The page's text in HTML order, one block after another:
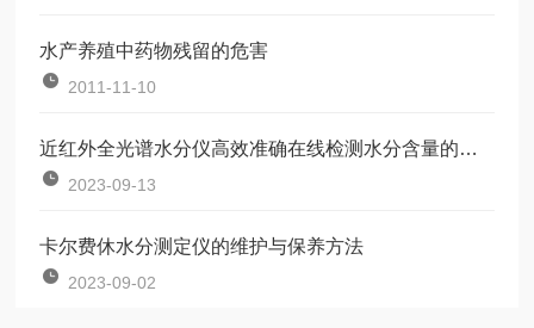
水产养殖中药物残留的危害
2011-11-10
近红外全光谱水分仪高效准确在线检测水分含量的科技利器
2023-09-13
卡尔费休水分测定仪的维护与保养方法
2023-09-02